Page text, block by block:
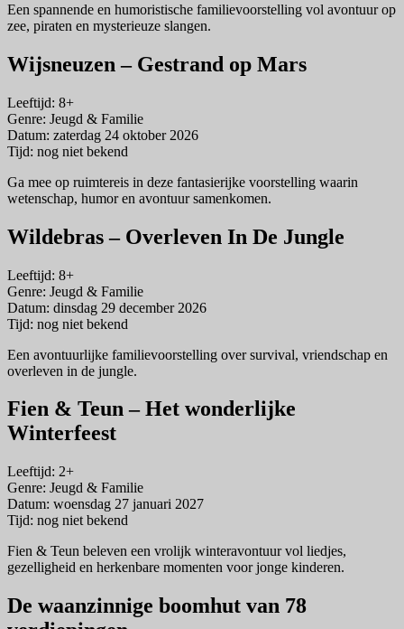
Een spannende en humoristische familievoorstelling vol avontuur op
zee, piraten en mysterieuze slangen.
Wijsneuzen – Gestrand op Mars
Leeftijd: 8+
Genre: Jeugd & Familie
Datum: zaterdag 24 oktober 2026
Tijd: nog niet bekend
Ga mee op ruimtereis in deze fantasierijke voorstelling waarin
wetenschap, humor en avontuur samenkomen.
Wildebras – Overleven In De Jungle
Leeftijd: 8+
Genre: Jeugd & Familie
Datum: dinsdag 29 december 2026
Tijd: nog niet bekend
Een avontuurlijke familievoorstelling over survival, vriendschap en
overleven in de jungle.
Fien & Teun – Het wonderlijke
Winterfeest
Leeftijd: 2+
Genre: Jeugd & Familie
Datum: woensdag 27 januari 2027
Tijd: nog niet bekend
Fien & Teun beleven een vrolijk winteravontuur vol liedjes,
gezelligheid en herkenbare momenten voor jonge kinderen.
De waanzinnige boomhut van 78